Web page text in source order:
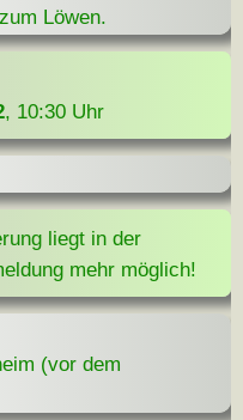
Löwen.
, 10:30 Uhr
liegt in der
mehr möglich!
(vor dem